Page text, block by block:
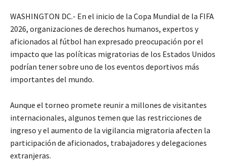
WASHINGTON DC.- En el inicio de la Copa Mundial de la FIFA
2026, organizaciones de derechos humanos, expertos y
aficionados al fútbol han expresado preocupación por el
impacto que las políticas migratorias de los Estados Unidos
podrían tener sobre uno de los eventos deportivos más
importantes del mundo.
Aunque el torneo promete reunir a millones de visitantes
internacionales, algunos temen que las restricciones de
ingreso y el aumento de la vigilancia migratoria afecten la
participación de aficionados, trabajadores y delegaciones
extranjeras.